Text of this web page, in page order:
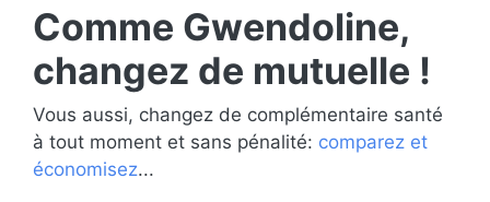
Comme Gwendoline,
changez de mutuelle !
Vous aussi, changez de complémentaire santé
à tout moment et sans pénalité: comparez et
économisez...